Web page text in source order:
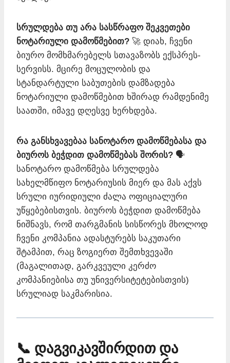
სრულდება თუ არა სასწრაფო შეკვეთები
ნოტარიული დამოწმებით? 🚀 დიახ, ჩვენი
ბიურო მომხმარებელს სთავაზობს ექსპრეს-
სერვისს. მცირე მოცულობის და
სტანდარტული საბუთების დამზადება
ნოტარიული დამოწმებით ხშირად რამდენიმე
საათში, იმავე დღესვე ხერხდება.
რა განსხვავებაა სანოტარო დამოწმებასა და
ბიუროს ბეჭდით დამოწმებას შორის? 🗣️
სანოტარო დამოწმება სრულდება
სახელმწიფო ნოტარიუსის მიერ და მას აქვს
სრული იურიდიული ძალა ოფიციალური
უწყებებისთვის. ბიუროს ბეჭდით დამოწმება
ნიშნავს, რომ თარგმანის სისწორეს მხოლოდ
ჩვენი კომპანია ადასტურებს საკუთარი
შტამპით, რაც ზოგიერთ შემთხვევაში
(მაგალითად, გარკვეული კერძო
კომპანიებისა თუ უნივერსიტეტებისთვის)
სრულიად საკმარისია.
📞 დაგვიკავშირდით და